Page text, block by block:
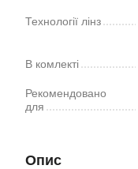
Технології лінз
В комлекті
Рекомендовано
для
Опис